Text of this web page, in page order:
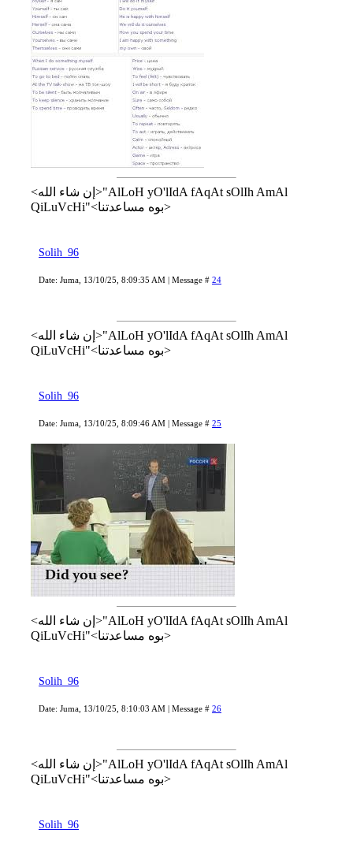
<إن شاء الله>"AlLoH yO'lIdA fAqAt sOlIh AmAl
QiLuVcHi"<بوه مساعدتنا>
Solih_96
Date: Juma, 13/10/25, 8:09:35 AM | Message # 24
<إن شاء الله>"AlLoH yO'lIdA fAqAt sOlIh AmAl
QiLuVcHi"<بوه مساعدتنا>
Solih_96
Date: Juma, 13/10/25, 8:09:46 AM | Message # 25
<إن شاء الله>"AlLoH yO'lIdA fAqAt sOlIh AmAl
QiLuVcHi"<بوه مساعدتنا>
Solih_96
Date: Juma, 13/10/25, 8:10:03 AM | Message # 26
<إن شاء الله>"AlLoH yO'lIdA fAqAt sOlIh AmAl
QiLuVcHi"<بوه مساعدتنا>
Solih_96